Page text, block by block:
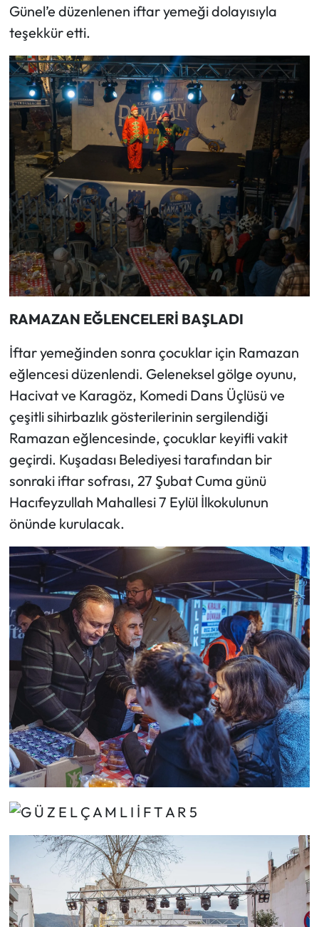
Günel’e düzenlenen iftar yemeği dolayısıyla
teşekkür etti.
RAMAZAN EĞLENCELERİ BAŞLADI
İftar yemeğinden sonra çocuklar için Ramazan
eğlencesi düzenlendi. Geleneksel gölge oyunu,
Hacivat ve Karagöz, Komedi Dans Üçlüsü ve
çeşitli sihirbazlık gösterilerinin sergilendiği
Ramazan eğlencesinde, çocuklar keyifli vakit
geçirdi. Kuşadası Belediyesi tarafından bir
sonraki iftar sofrası, 27 Şubat Cuma günü
Hacıfeyzullah Mahallesi 7 Eylül İlkokulunun
önünde kurulacak.